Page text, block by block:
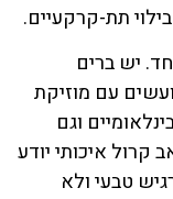
תת-קרקעיים.
יש ברים
עם מוזיקת
וגם
קרול איכותי יודע
טבעי ולא